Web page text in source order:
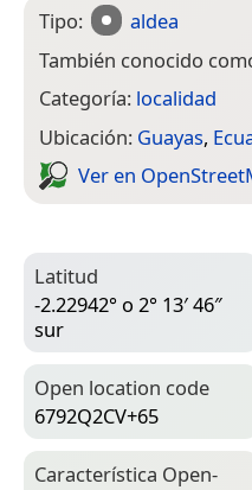
Tipo:
aldea
También conocido
Categoría: localidad
Ubicación: Guayas,
Ver en
Latitud
-2.22942° o 2° 13′ 46″
sur
Open location code
6792Q2CV+65
Característica Open­